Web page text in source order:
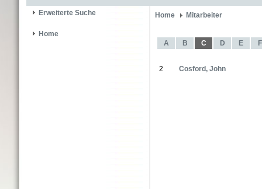
Erweiterte Suche
Home
Home Mitarbeiter
A B C D E F
2 Cosford, John